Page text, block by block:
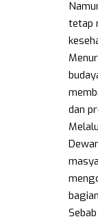
tetap
dan